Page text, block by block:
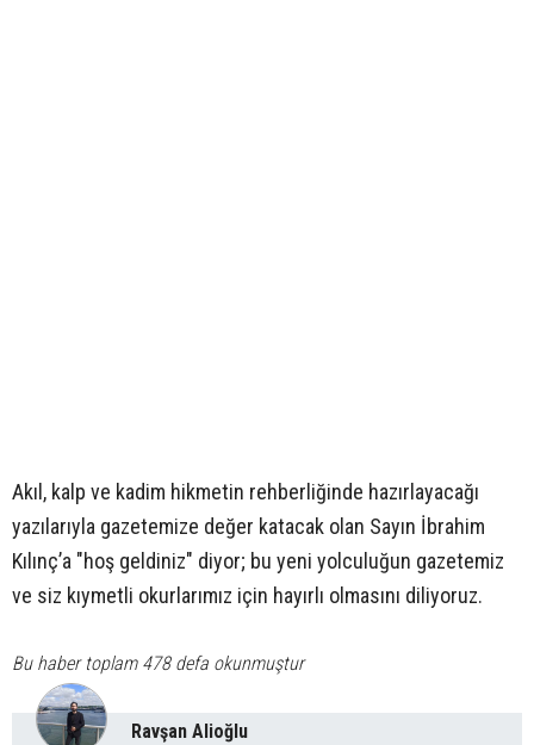
Akıl, kalp ve kadim hikmetin rehberliğinde hazırlayacağı
yazılarıyla gazetemize değer katacak olan Sayın İbrahim
Kılınç’a "hoş geldiniz" diyor; bu yeni yolculuğun gazetemiz
ve siz kıymetli okurlarımız için hayırlı olmasını diliyoruz.
Bu haber toplam 478 defa okunmuştur
Ravşan Alioğlu